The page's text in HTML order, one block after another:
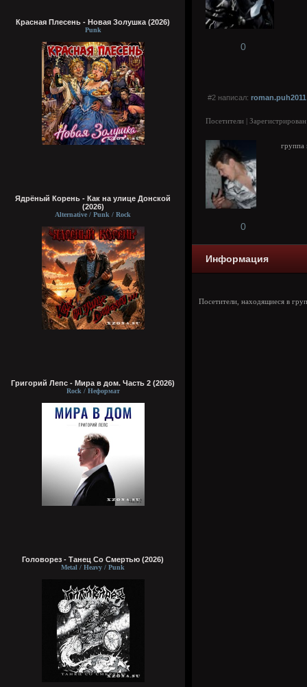
Красная Плесень - Новая Золушка (2026)
Punk
Ядрёный Корень - Как на улице Донской
(2026)
Alternative / Punk / Rock
Григорий Лепс - Мира в дом. Часть 2 (2026)
Rock / Неформат
Головорез - Tанец Со Смертью (2026)
Metal / Heavy / Punk
0
#2 написал: roman.puh2011
Посетители |
группа
0
Информация
Посетители, находящиеся в